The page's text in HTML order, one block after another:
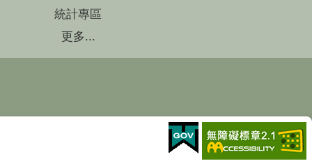
統計專區
更多...